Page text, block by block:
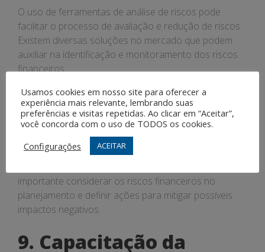
O uso de ferramentas de análise de riscos pode
facilitar o processo de avaliação e redução de riscos.
Existem diversas soluções no mercado que podem
auxiliar na identificação e monitoramento dos riscos
financeiros.
8. Planejamento
Estratégico
Um planejamento estratégico bem elaborado é
importante considerar os riscos financeiros no
planejamento e definir ações para mitigar possíveis
impactos negativos.
9. Capacitação da
Usamos cookies em nosso site para oferecer a
experiência mais relevante, lembrando suas
preferências e visitas repetidas. Ao clicar em “Aceitar”,
você concorda com o uso de TODOS os cookies.
Configurações
ACEITAR